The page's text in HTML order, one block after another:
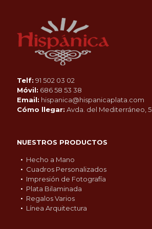
Telf: 91 502 03 02
Móvil: 686 58 53 38
Email: hispanica@hispanicaplata.com
Cómo llegar: Avda. del Mediterráneo, 5.
NUESTROS PRODUCTOS
Hecho a Mano
Cuadros Personalizados
Impresión de Fotografía
Plata Bilaminada
Regalos Varios
Línea Arquitectura